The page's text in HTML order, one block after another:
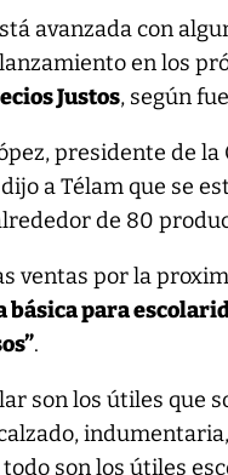
avanzada con
en los
Justos, según
presidente de
a Télam que se
de 80
ventas por la
básica para
.
son los útiles
son los útiles